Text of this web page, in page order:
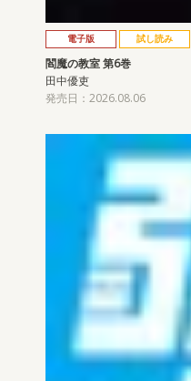
電子版 試し読み
閻魔の教室 第6巻
田中優吏
発売日：2026.08.06